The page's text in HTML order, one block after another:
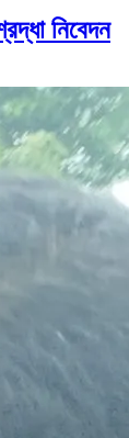
নিবেদন